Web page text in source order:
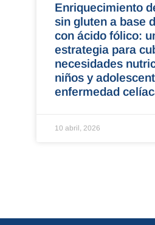
Enriquecimiento
sin gluten a base
con ácido fólico:
estrategia para
necesidades
niños y
enfermedad
10 abril, 2026